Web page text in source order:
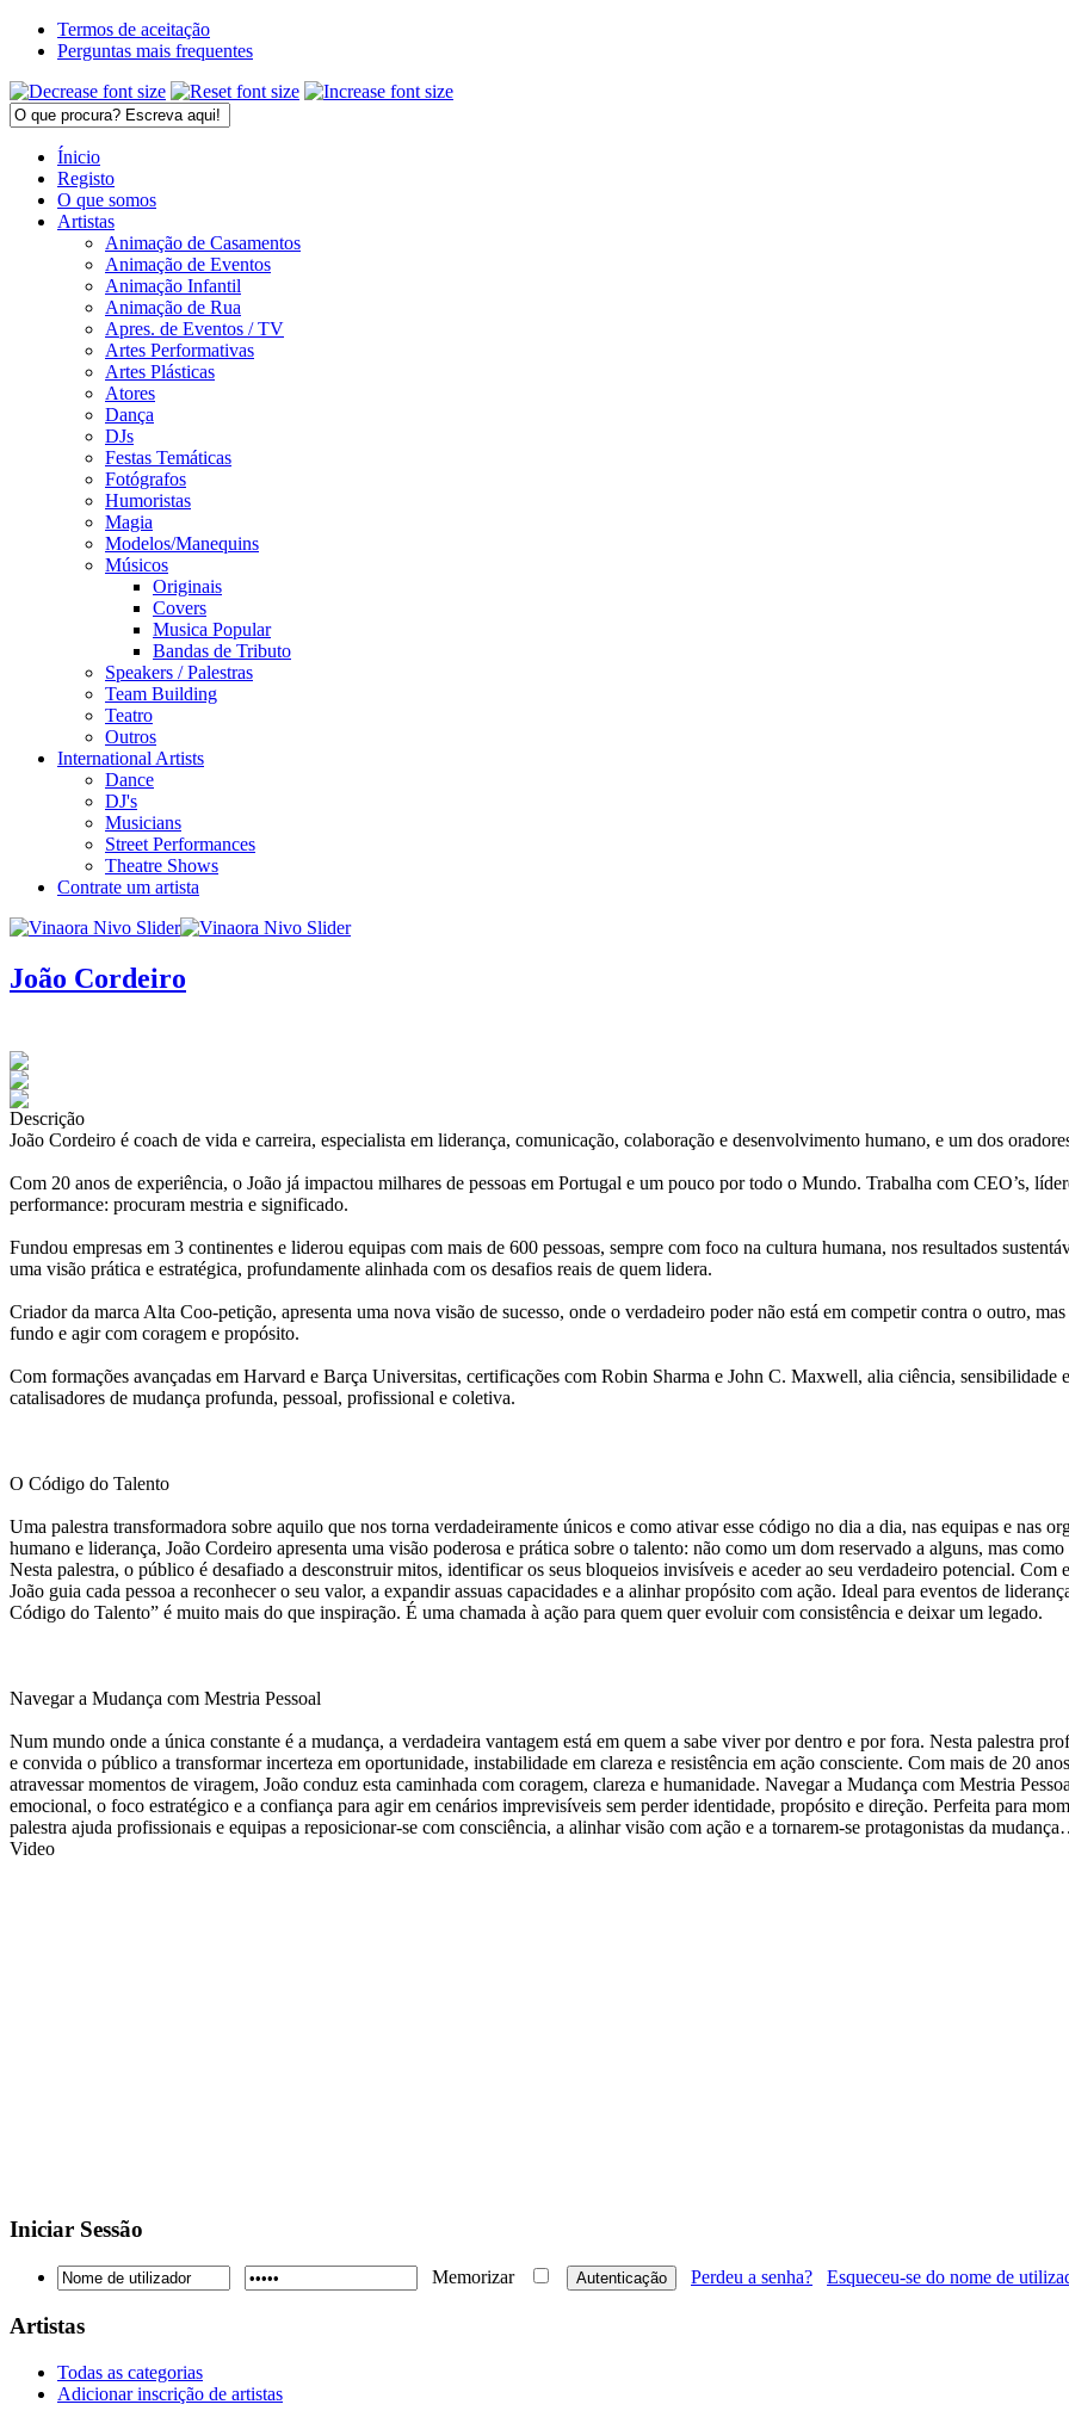
Termos de aceitação
Perguntas mais frequentes
Ínicio
Registo
O que somos
Artistas
Animação de Casamentos
Animação de Eventos
Animação Infantil
Animação de Rua
Apres. de Eventos / TV
Artes Performativas
Artes Plásticas
Atores
Dança
DJs
Festas Temáticas
Fotógrafos
Humoristas
Magia
Modelos/Manequins
Músicos
Originais
Covers
Musica Popular
Bandas de Tributo
Speakers / Palestras
Team Building
Teatro
Outros
International Artists
Dance
DJ's
Musicians
Street Performances
Theatre Shows
Contrate um artista
João Cordeiro
Descrição
João Cordeiro é coach de vida e carreira, especialista em liderança, comunicação, colaboração e desenvolvimento humano, e um dos
Com 20 anos de experiência, o João já impactou milhares de pessoas em Portugal e um pouco por todo o Mundo. Trabalha com CEO’s,
performance: procuram mestria e significado.
Fundou empresas em 3 continentes e liderou equipas com mais de 600 pessoas, sempre com foco na cultura humana, nos resultados
uma visão prática e estratégica, profundamente alinhada com os desafios reais de quem lidera.
Criador da marca Alta Coo-petição, apresenta uma nova visão de sucesso, onde o verdadeiro poder não está em competir contra o outro,
fundo e agir com coragem e propósito.
Com formações avançadas em Harvard e Barça Universitas, certificações com Robin Sharma e John C. Maxwell, alia ciência, sensibilidade
catalisadores de mudança profunda, pessoal, profissional e coletiva.
O Código do Talento
Uma palestra transformadora sobre aquilo que nos torna verdadeiramente únicos e como ativar esse código no dia a dia, nas equipas e nas
humano e liderança, João Cordeiro apresenta uma visão poderosa e prática sobre o talento: não como um dom reservado a alguns, mas
Nesta palestra, o público é desafiado a desconstruir mitos, identificar os seus bloqueios invisíveis e aceder ao seu verdadeiro potencial.
João guia cada pessoa a reconhecer o seu valor, a expandir assuas capacidades e a alinhar propósito com ação. Ideal para eventos de
Código do Talento” é muito mais do que inspiração. É uma chamada à ação para quem quer evoluir com consistência e deixar um legado.
Navegar a Mudança com Mestria Pessoal
Num mundo onde a única constante é a mudança, a verdadeira vantagem está em quem a sabe viver por dentro e por fora. Nesta palestra
e convida o público a transformar incerteza em oportunidade, instabilidade em clareza e resistência em ação consciente. Com mais de 20
atravessar momentos de viragem, João conduz esta caminhada com coragem, clareza e humanidade. Navegar a Mudança com Mestria
emocional, o foco estratégico e a confiança para agir em cenários imprevisíveis sem perder identidade, propósito e direção. Perfeita para
palestra ajuda profissionais e equipas a reposicionar-se com consciência, a alinhar visão com ação e a tornarem-se protagonistas da
Video
Iniciar Sessão
Memorizar Perdeu a senha? Esqueceu-se do nome de
Artistas
Todas as categorias
Adicionar inscrição de artistas